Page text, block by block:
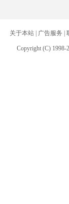
关于本站| 广告服务
Copyright (C) 1998-